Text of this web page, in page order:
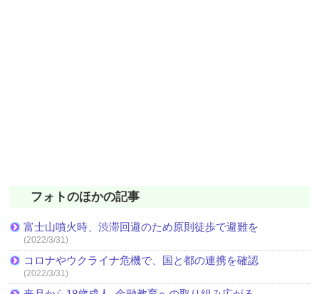
フォトのほかの記事
富士山噴火時、渋滞回避のため原則徒歩で避難を
(2022/3/31)
コロナやウクライナ危機で、国と都の連携を確認
(2022/3/31)